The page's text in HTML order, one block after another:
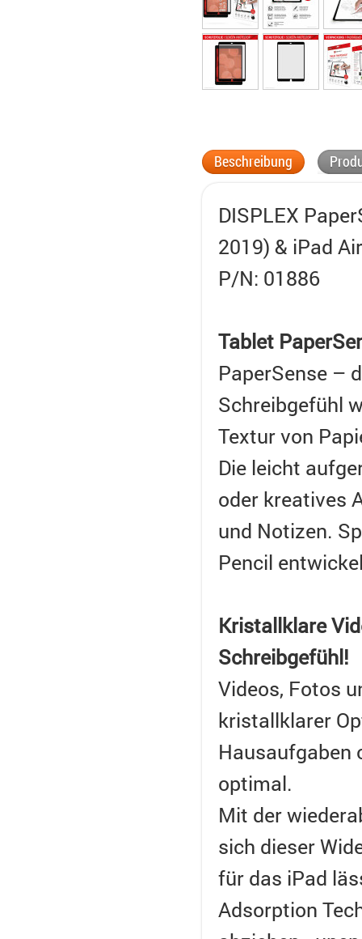
Beschreibung
DISPLEX
2019) & iPad
P/N: 01886
Tablet
PaperSense –
Schreibgefühl
Textur von
Die leicht
oder kreatives
und Notizen.
Pencil
Kristallklare
Schreibgefühl!
Videos, Fotos
kristallklarer
Hausaufgaben
optimal.
Mit der
sich dieser
für das iPad
Adsorption